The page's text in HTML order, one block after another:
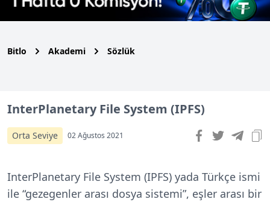
Bitlo Akademi Sözlük
InterPlanetary File System (IPFS)
Orta Seviye 02 Ağustos 2021
InterPlanetary File System (IPFS) yada Türkçe ismi
ile “gezegenler arası dosya sistemi”, eşler arası bir